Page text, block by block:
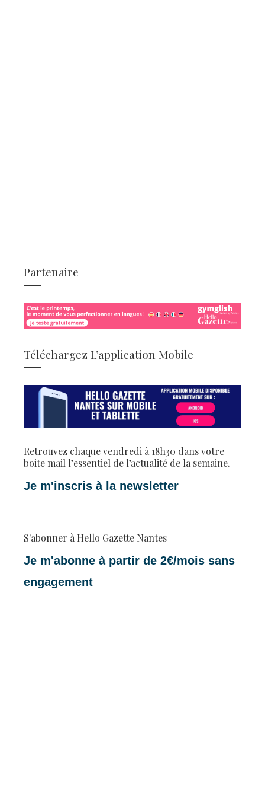
Partenaire
Téléchargez L’application Mobile
Retrouvez chaque vendredi à 18h30 dans votre
boite mail l’essentiel de l’actualité de la semaine.
Je m'inscris à la newsletter
S'abonner à Hello Gazette Nantes
Je m'abonne à partir de 2€/mois sans
engagement